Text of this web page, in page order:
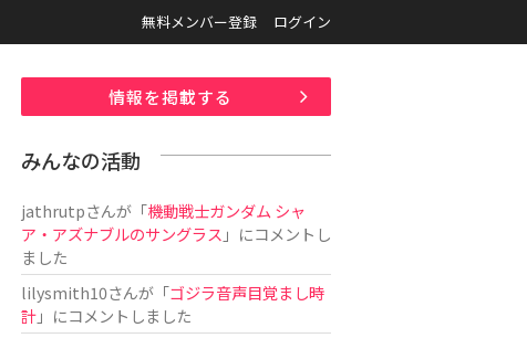
無料メンバー登録 ログイン
情報を掲載する
みんなの活動
jathrutpさんが「機動戦士ガンダム シャ
ア・アズナブルのサングラス 」にコメントし
ました
lilysmith10さんが「ゴジラ音声目覚まし時
計」にコメントしました